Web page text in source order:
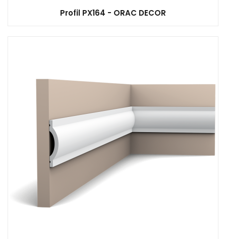
Profil PX164 - ORAC DECOR